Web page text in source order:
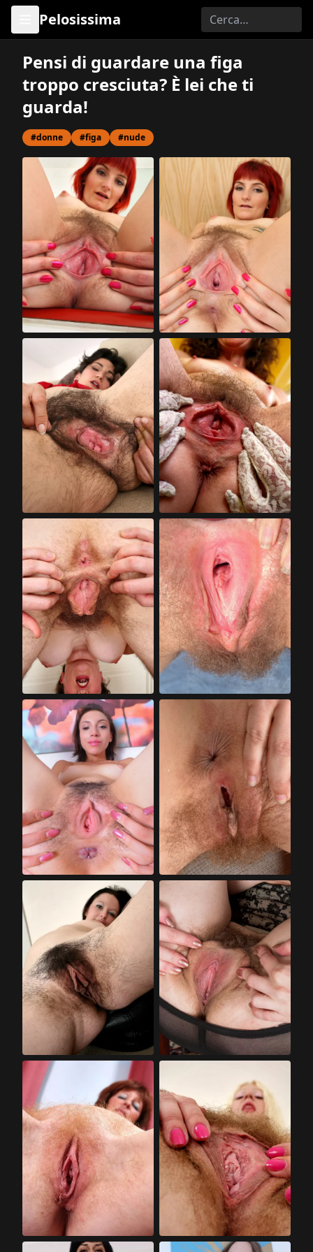
Pelosissima
Pensi di guardare una figa
troppo cresciuta? È lei che ti
guarda!
#donne #figa #nude